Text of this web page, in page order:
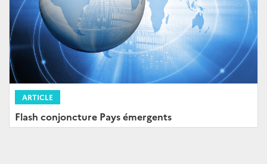
ARTICLE
Flash conjoncture Pays émergents